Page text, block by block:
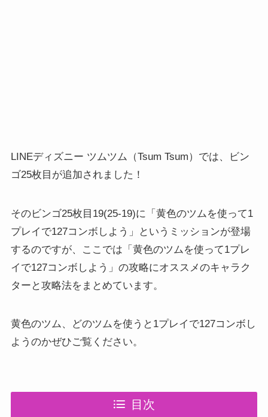
LINEディズニー ツムツム（Tsum Tsum）では、ビン
ゴ25枚目が追加されました！
そのビンゴ25枚目19(25-19)に「黄色のツムを使って1
プレイで127コンボしよう」というミッションが登場
するのですが、ここでは「黄色のツムを使って1プレ
イで127コンボしよう」の攻略にオススメのキャラク
ターと攻略法をまとめています。
黄色のツム、どのツムを使うと1プレイで127コンボし
ようのかぜひご覧ください。
目次